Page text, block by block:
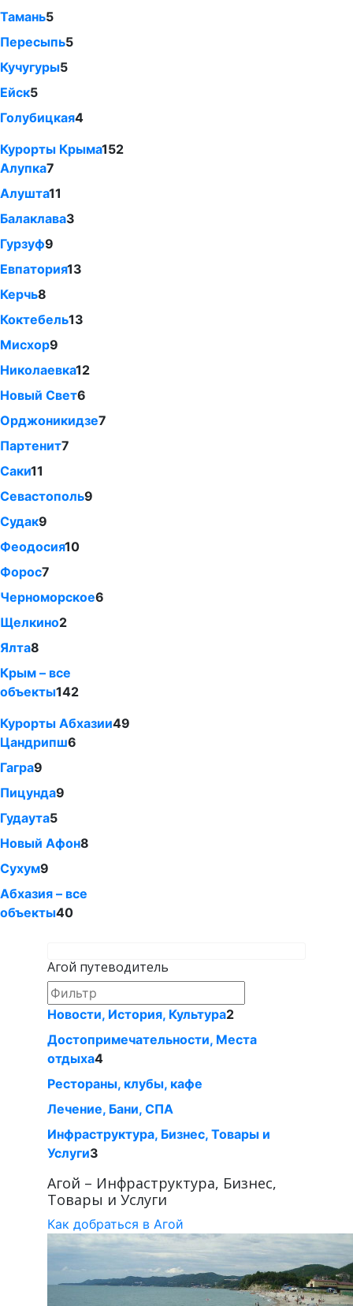
Тамань5
Пересыпь5
Кучугуры5
Ейск5
Голубицкая4
Курорты Крыма152
Алупка7
Алушта11
Балаклава3
Гурзуф9
Евпатория13
Керчь8
Коктебель13
Мисхор9
Николаевка12
Новый Свет6
Орджоникидзе7
Партенит7
Саки11
Севастополь9
Судак9
Феодосия10
Форос7
Черноморское6
Щелкино2
Ялта8
Крым – все
объекты142
Курорты Абхазии49
Цандрипш6
Гагра9
Пицунда9
Гудаута5
Новый Афон8
Сухум9
Абхазия – все
объекты40
Агой путеводитель
Новости, История, Культура2
Достопримечательности, Местa
отдыха4
Рестораны, клубы, кафе
Лечение, Бани, СПА
Инфраструктура, Бизнес, Товары и
Услуги3
Агой – Инфраструктура, Бизнес,
Товары и Услуги
Как добраться в Агой